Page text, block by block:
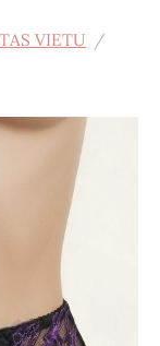
VIETU